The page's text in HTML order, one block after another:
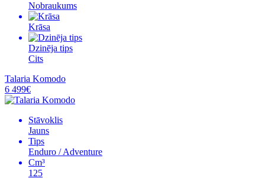
Nobraukums
Krāsa
Dzinēja tips
Cits
Talaria Komodo
6 499€
Stāvoklis
Jauns
Tips
Enduro / Adventure
Cm³
125